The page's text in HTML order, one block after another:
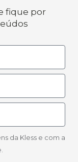
fique por
da Kless e com a